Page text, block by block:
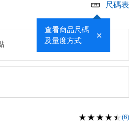
尺碼表
查看商品尺碼
及量度方式
(6)